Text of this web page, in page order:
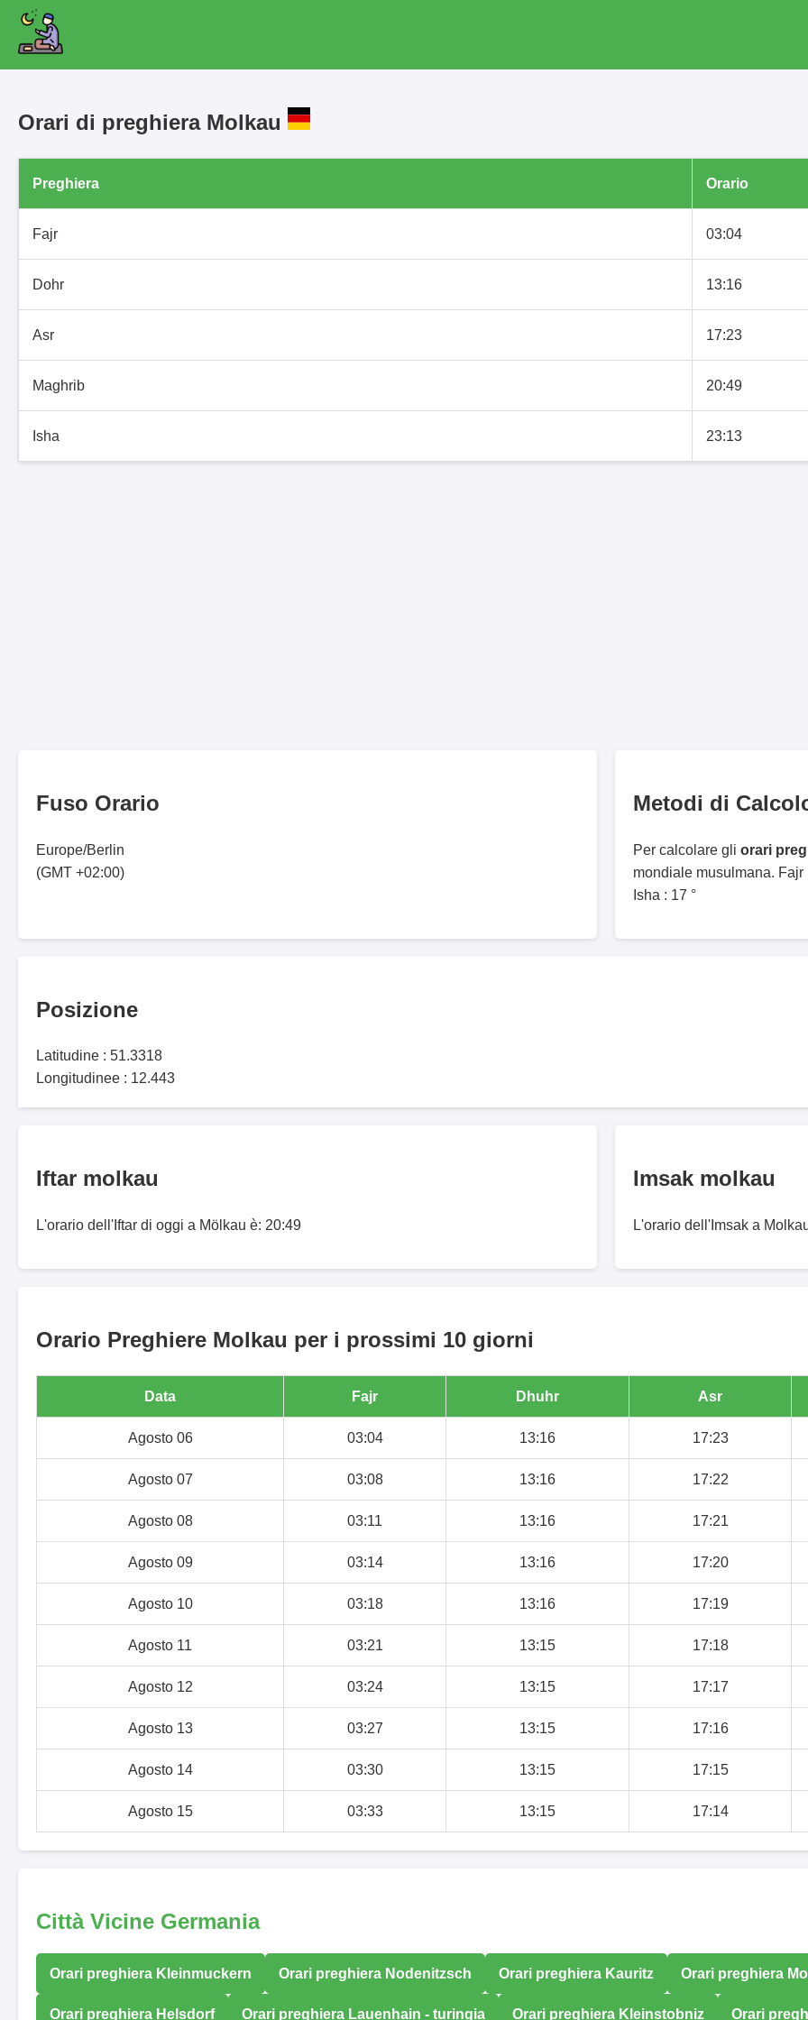
Orari di preghiera Molkau
Preghiera Orario
Fajr 03:04
Dohr 13:16
Asr 17:23
Maghrib 20:49
Isha 23:13
Fuso Orario
Europe/Berlin
(GMT +02:00)
Metodi di
Per calcolare gli orari
mondiale musulmana. Fajr
Isha : 17 °
Posizione
Latitudine : 51.3318
Longitudinee : 12.443
Iftar molkau
L'orario dell'Iftar di oggi a Mölkau è: 20:49
Imsak molkau
L'orario dell'Imsak a
Orario Preghiere Molkau per i prossimi 10 giorni
Data Fajr Dhuhr Asr
Agosto 06 03:04 13:16 17:23
Agosto 07 03:08 13:16 17:22
Agosto 08 03:11 13:16 17:21
Agosto 09 03:14 13:16 17:20
Agosto 10 03:18 13:16 17:19
Agosto 11 03:21 13:15 17:18
Agosto 12 03:24 13:15 17:17
Agosto 13 03:27 13:15 17:16
Agosto 14 03:30 13:15 17:15
Agosto 15 03:33 13:15 17:14
Città Vicine Germania
Orari preghiera Kleinmuckern Orari preghiera Nodenitzsch Orari preghiera Kauritz Orari preghiera
Orari preghiera Helsdorf Orari preghiera Lauenhain - turingia Orari preghiera Kleinstobniz Orari